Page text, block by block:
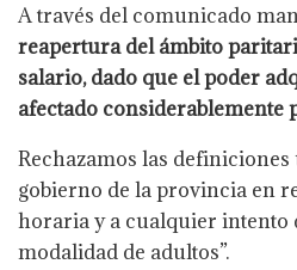
A través del comunicado
reapertura del ámbito
salario, dado que el poder
afectado considerablemente
Rechazamos las
gobierno de la provincia en
horaria y a cualquier intento
modalidad de adultos”.